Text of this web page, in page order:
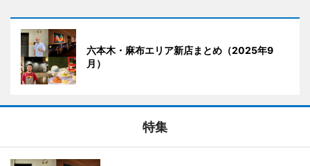
六本木・麻布エリア新店まとめ（2025年9
月）
特集